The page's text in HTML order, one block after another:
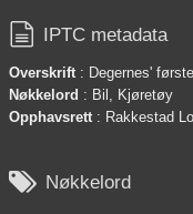
 IPTC metadata
Overskrift: Degernes' første
Nøkkelord : Bil, Kjøretøy
Opphavsrett: Rakkestad
 Nøkkelord